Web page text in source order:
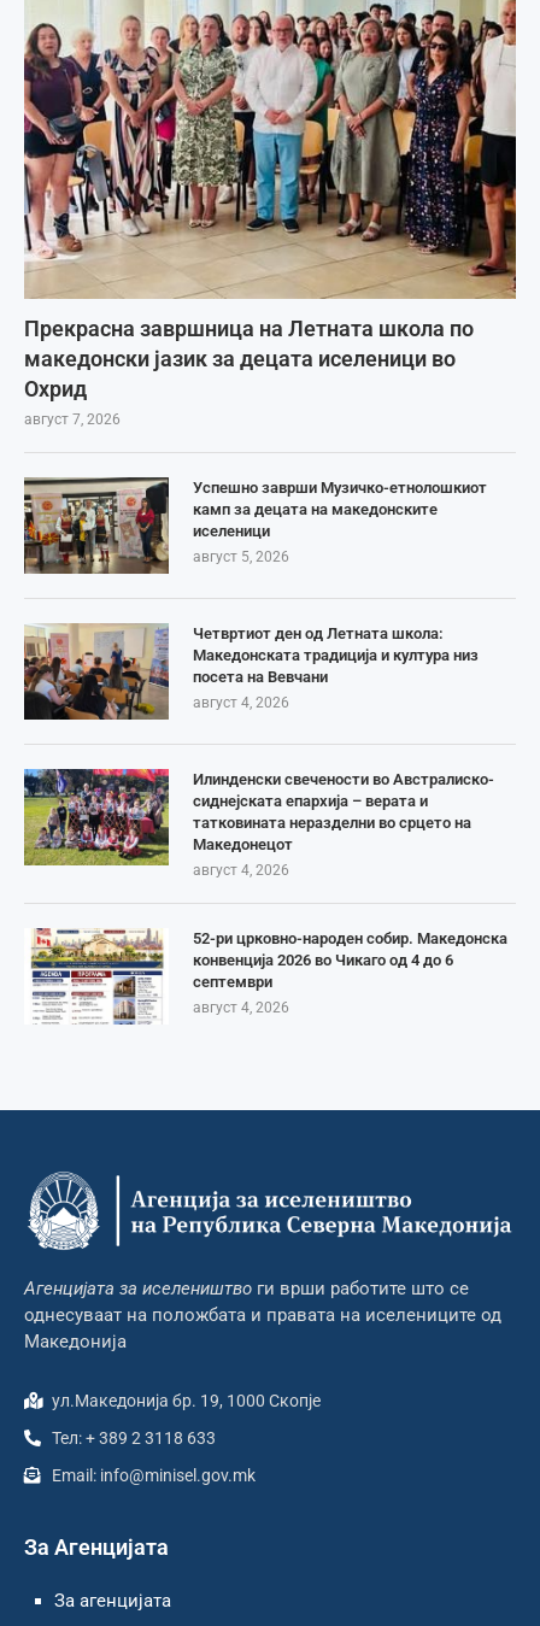
Прекрасна завршница на Летната школа по
македонски јазик за децата иселеници во
Охрид
август 7, 2026
Успешно заврши Музичко-етнолошкиот
камп за децата на македонските
иселеници
август 5, 2026
Четвртиот ден од Летната школа:
Македонската традиција и култура низ
посета на Вевчани
август 4, 2026
Илинденски свечености во Австралиско-
сиднејската епархија – верата и
татковината неразделни во срцето на
Македонецот
август 4, 2026
52-ри црковно-народен собир. Македонска
конвенција 2026 во Чикаго од 4 до 6
септември
август 4, 2026
Агенцијата за иселеништво ги врши работите што се
однесуваат на положбата и правата на иселениците од
Македонија
ул.Македонија бр. 19, 1000 Скопје
Тел: + 389 2 3118 633
Email: info@minisel.gov.mk
За Агенцијата
За агенцијата